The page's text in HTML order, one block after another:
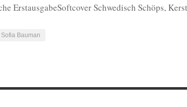
ErstausgabeSoftcover Schwedisch Schöps,
Bauman